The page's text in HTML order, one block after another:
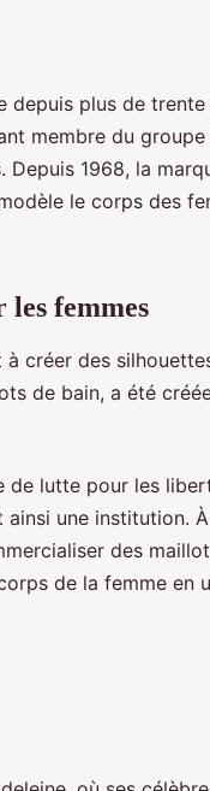
depuis plus de trente
membre du groupe
1968, la
le corps des
femmes
créer des
de bain, a été
de lutte pour les
une institution.
des
de la femme en